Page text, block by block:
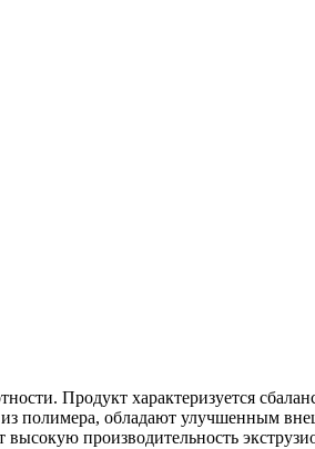
Продукт характеризуется
полимера, обладают улучшенным
высокую производительность